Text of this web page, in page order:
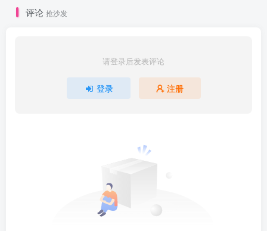
评论 抢沙发
请登录后发表评论
登录 注册